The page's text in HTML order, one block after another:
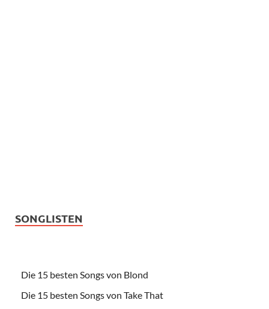
SONGLISTEN
Die 15 besten Songs von Blond
Die 15 besten Songs von Take That